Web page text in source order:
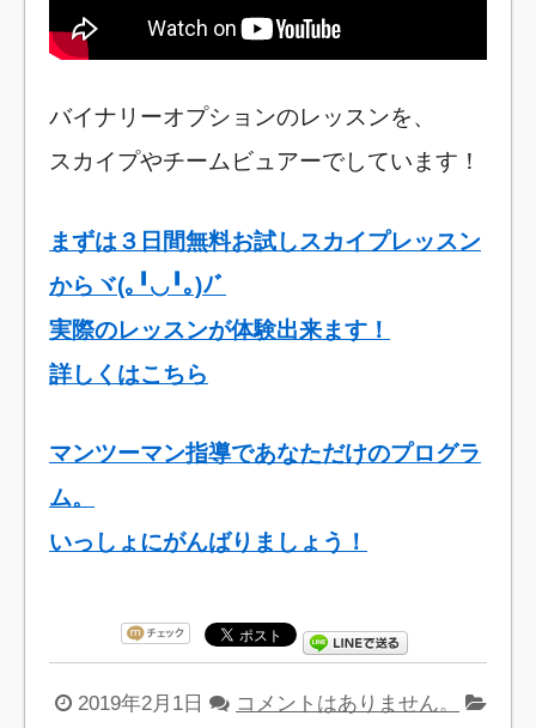
バイナリーオプションのレッスンを、
スカイプやチームビュアーでしています！
まずは３日間無料お試しスカイプレッスン
からヾ(｡╹◡╹｡)ﾉﾞ
実際のレッスンが体験出来ます！
詳しくはこちら
マンツーマン指導であなただけのプログラ
ム。
いっしょにがんばりましょう！
2019年2月1日
コメントはありません。